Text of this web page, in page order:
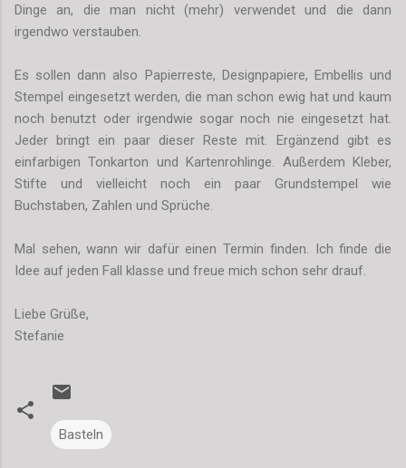
Dinge an, die man nicht (mehr) verwendet und die dann
irgendwo verstauben.
Es sollen dann also Papierreste, Designpapiere, Embellis und
Stempel eingesetzt werden, die man schon ewig hat und kaum
noch benutzt oder irgendwie sogar noch nie eingesetzt hat.
Jeder bringt ein paar dieser Reste mit. Ergänzend gibt es
einfarbigen Tonkarton und Kartenrohlinge. Außerdem Kleber,
Stifte und vielleicht noch ein paar Grundstempel wie
Buchstaben, Zahlen und Sprüche.
Mal sehen, wann wir dafür einen Termin finden. Ich finde die
Idee auf jeden Fall klasse und freue mich schon sehr drauf.
Liebe Grüße,
Stefanie
Basteln